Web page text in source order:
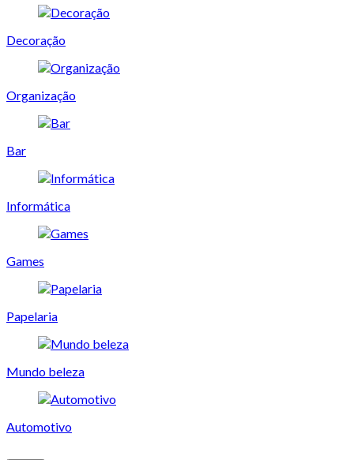
Decoração
Organização
Bar
Informática
Games
Papelaria
Mundo beleza
Automotivo